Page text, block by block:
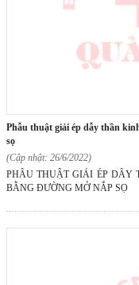
phẫu thuật giải ép dẫy thần kinh vii trong bệnh giật nửa mặt bằng đường mở nắp
sọ
(Cập nhật: 26/6/2022)
PHẪU THUẬT GIẢI ÉP DẪY
BẰNG ĐƯỜNG MỞ NẮP SỌ